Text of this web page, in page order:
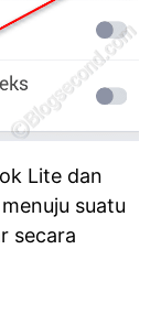
Lite dan
suatu
secara